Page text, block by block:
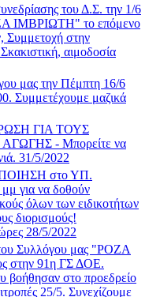
του Δ.Σ. την 1/6
ΙΜΒΡΙΩΤΗ" το επόμενο
Συμμετοχή στην
αιμοδοσία
μας την Πέμπτη 16/6
Συμμετέχουμε μαζικά
ΓΙΑ ΤΟΥΣ
- Μπορείτε να
31/5/2022
στο ΥΠ.
για να δοθούν
όλων των ειδικοτήτων
διορισμούς!
28/5/2022
Συλλόγου μας "ΡΟΖΑ
στην 91η ΓΣ ΔΟΕ.
βοήθησαν στο προεδρείο
25/5. Συνεχίζουμε